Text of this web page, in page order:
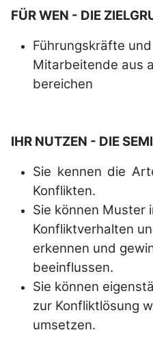
FÜR WEN - DIE
Führungskräfte
Mitarbeitende aus
bereichen
IHR NUTZEN - DIE
Sie kennen die
Konflikten.
Sie können Muster
Konfliktverhalten
erkennen und
beeinflussen.
Sie können
zur Konfliktlösung
umsetzen.